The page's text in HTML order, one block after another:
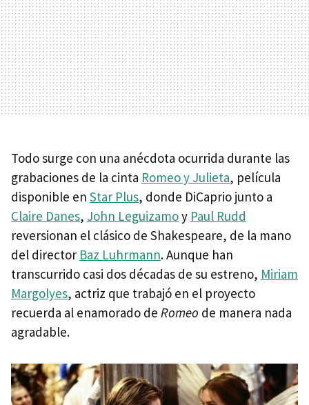
Todo surge con una anécdota ocurrida durante las
grabaciones de la cinta Romeo y Julieta, película
disponible en Star Plus, donde DiCaprio junto a
Claire Danes, John Leguizamoy Paul Rudd
reversionan el clásico de Shakespeare, de la mano
del director Baz Luhrmann. Aunque han
transcurrido casi dos décadas de su estreno, Miriam
Margolyes, actriz que trabajó en el proyecto
recuerda al enamorado de Romeo de manera nada
agradable.